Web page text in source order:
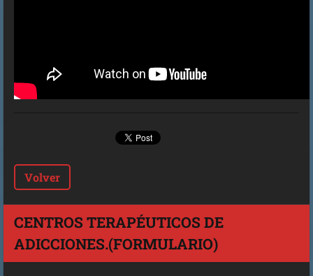
Volver
CENTROS TERAPÉUTICOS DE
ADICCIONES.(FORMULARIO)